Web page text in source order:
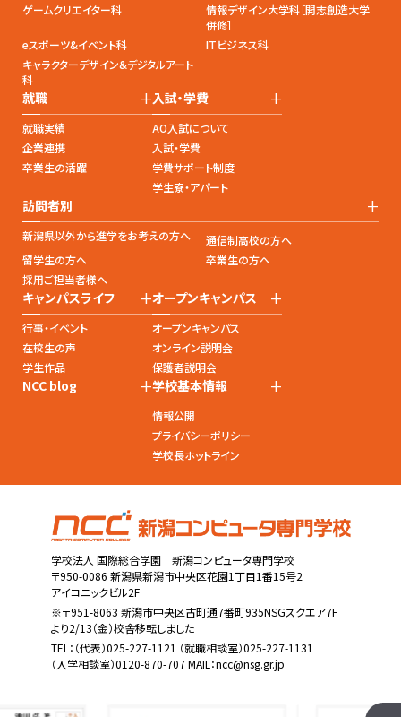
ゲームクリエイター科
情報デザイン大学科［開志創造大学
併修］
eスポーツ&イベント科
ITビジネス科
キャラクターデザイン&デジタルアート
科
就職 +
就職実績
企業連携
卒業生の活躍
入試・学費 +
AO入試について
入試・学費
学費サポート制度
学生寮・アパート
訪問者別 +
新潟県以外から進学をお考えの方へ
通信制高校の方へ
留学生の方へ
卒業生の方へ
採用ご担当者様へ
キャンパスライフ +
行事・イベント
在校生の声
学生作品
オープンキャンパス +
オープンキャンパス
オンライン説明会
保護者説明会
NCC blog +学校基本情報 +
情報公開
プライバシーポリシー
学校長ホットライン
学校法人 国際総合学園 新潟コンピュータ専門学校
〒950-0086 新潟県新潟市中央区花園1丁目1番15号2
アイコニックビル2F
※〒951-8063 新潟市中央区古町通7番町935NSGスクエア7F
より2/13（金）校舎移転しました
TEL： （代表）025-227-1121 （就職相談室）025-227-1131
（入学相談室）0120-870-707 MAIL：ncc@nsg.gr.jp